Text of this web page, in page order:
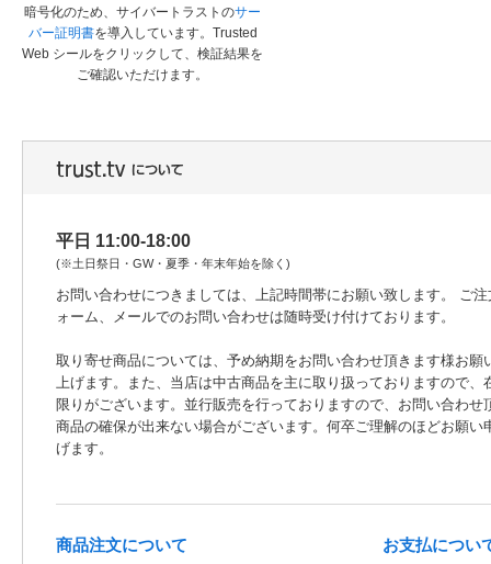
暗号化のため、サイバートラストのサー
バー証明書を導入しています。Trusted
Web シールをクリックして、検証結果を
ご確認いただけます。
平日 11:00-18:00
(※土日祭日・GW・夏季・年末年始を除く)
お問い合わせにつきましては、上記時間帯にお願い致します。 ご注
ォーム、メールでのお問い合わせは随時受け付けております。
取り寄せ商品については、予め納期をお問い合わせ頂きます様お願
上げます。また、当店は中古商品を主に取り扱っておりますので、
限りがございます。並行販売を行っておりますので、お問い合わせ
商品の確保が出来ない場合がございます。何卒ご理解のほどお願い
げます。
商品注文について お支払につい